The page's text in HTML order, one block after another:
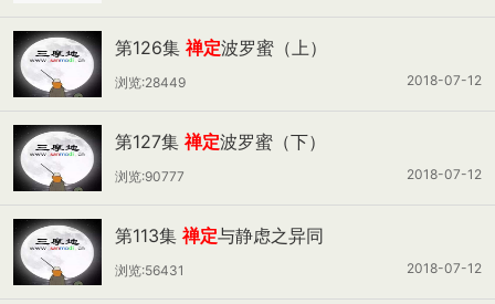
第126集 禅定波罗蜜（上）
2018-07-12
浏览:28449
第127集 禅定波罗蜜（下）
2018-07-12
浏览:90777
第113集 禅定与静虑之异同
2018-07-12
浏览:56431